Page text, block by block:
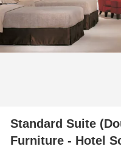
Standard Suite
Furniture - Hotel